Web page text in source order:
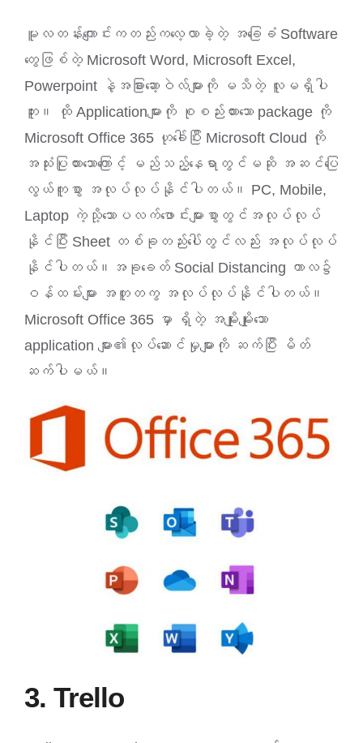
မူလတန်းကျောင်းကတည်းကလေ့လာခဲ့တဲ့ အခြေခံ Software
တွေဖြစ်တဲ့ Microsoft Word, Microsoft Excel,
Powerpoint နဲ့အခြားဆော့ဝဲလ်များကို မသိတဲ့ လူမရှိပါ
ဘူး။ ထို Applicationများကို စုစည်းထားသော package ကို
Microsoft Office 365 ဟုခေါ်ပြီး Microsoft Cloud ကို
အသုံးပြုထားသောကြောင့် မည်သည့်နေရာတွင်မဆို အဆင်ပြေ
လွယ်ကူစွာ အလုပ်လုပ်နိုင်ပါတယ်။ PC, Mobile,
Laptop ကဲ့သို့သောပလက်ဖောင်းများစွာတွင်အလုပ်လုပ်
နိုင်ပြီး Sheet တစ်ခုတည်းပေါ်တွင်လည်း အလုပ်လုပ်
နိုင်ပါတယ်။အခုခေတ် Social Distancing ကာလ၌
ဝန်ထမ်းများ အတူတကွ အလုပ်လုပ်နိုင်ပါတယ်။
Microsoft Office 365 မှာ ရှိတဲ့ အမျိုးမျိုးသော
application များ၏လုပ်ဆောင်မှုများကို ဆက်ပြီး မိတ်
ဆက်ပါမယ်။
3. Trello